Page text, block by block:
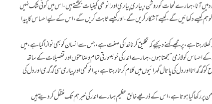
آنا، ہمارے لمحات کو روشن، پیاری پیاری اور انوکھی کیفیات بخشتے ہیں، اس میں کوئی شک نہیں
ہم کیسے دکھائیں گے، کیسے آشکار کریں گے، اور کیسے ثابت کریں گے، اس کے لیے احساس کا پیدا
ہے، پر مجھے کہنے دیجیے کہ تخلیق کرنا خدا کی صفت ہے، جس سے انسان کو بھی نوازا گیا ہے، میں
احساس کو لازمی سمجھتا ہوں، ہمارے اندر کی خوبصورتی تمام وضاحتوں اور تفصیلات کے ساتھ
اور دل کی پاتال گہرائیوں میں کلام کرتا رہتا ہے، یہ انوکھی اور پیاری سی گدگدی اور دل کی
پر رکھا گیا ہوتا ہے، اس کے ذریعے خالق عظیم ہمارے اندر کی خبر ہم تک منتقل کر دیتے ہیں